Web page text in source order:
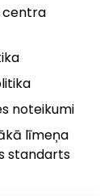
centra
noteikumi
līmeņa
standarts